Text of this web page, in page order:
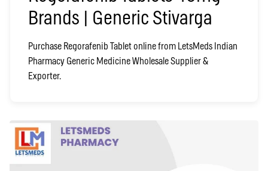
Brands | Generic Stivarga
Purchase Regorafenib Tablet online from LetsMeds Indian
Pharmacy Generic Medicine Wholesale Supplier &
Exporter.